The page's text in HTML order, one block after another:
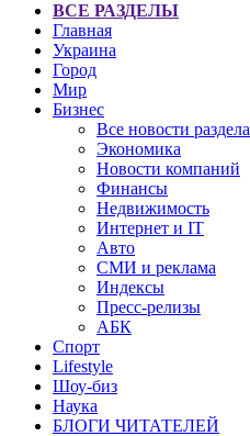
ВСЕ РАЗДЕЛЫ
Главная
Украина
Город
Мир
Бизнес
Все новости раздела
Экономика
Новости компаний
Финансы
Недвижимость
Интернет и IT
Авто
СМИ и реклама
Индексы
Пресс-релизы
АБК
Спорт
Lifestyle
Шоу-биз
Наука
БЛОГИ ЧИТАТЕЛЕЙ